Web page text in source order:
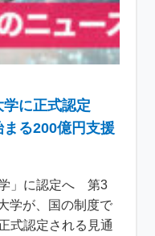
に正式認定
る200億円支援
」に認定へ 第3
学が、国の制度で
式認定される見通